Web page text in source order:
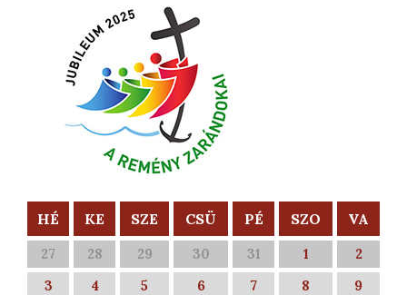
HÉ KE SZE CSÜ PÉ SZO VA
27 28 29 30 31 1
2
3
4 5 6 7 8
9